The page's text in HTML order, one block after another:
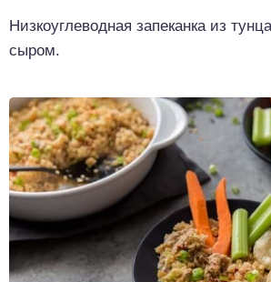
Низкоуглеводная запеканка из
сыром.